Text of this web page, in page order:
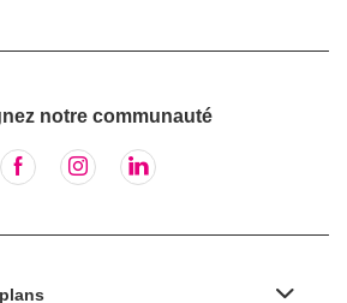
notre communauté